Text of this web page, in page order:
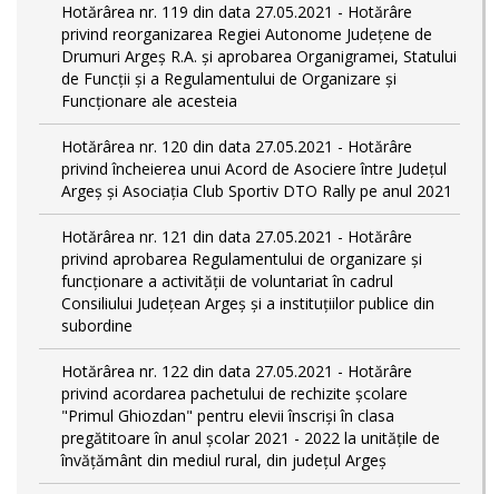
Hotărârea nr. 119 din data 27.05.2021 - Hotărâre
privind reorganizarea Regiei Autonome Județene de
Drumuri Argeş R.A. și aprobarea Organigramei, Statului
de Funcţii și a Regulamentului de Organizare și
Funcționare ale acesteia
Hotărârea nr. 120 din data 27.05.2021 - Hotărâre
privind încheierea unui Acord de Asociere între Județul
Argeș și Asociația Club Sportiv DTO Rally pe anul 2021
Hotărârea nr. 121 din data 27.05.2021 - Hotărâre
privind aprobarea Regulamentului de organizare și
funcționare a activității de voluntariat în cadrul
Consiliului Județean Argeș și a instituțiilor publice din
subordine
Hotărârea nr. 122 din data 27.05.2021 - Hotărâre
privind acordarea pachetului de rechizite școlare
"Primul Ghiozdan" pentru elevii înscriși în clasa
pregătitoare în anul şcolar 2021 - 2022 la unitățile de
învățământ din mediul rural, din județul Argeș